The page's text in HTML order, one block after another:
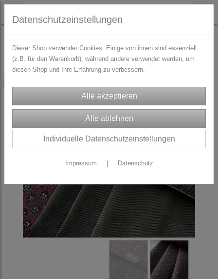
STOFFE DIRNDL-Stoffpakete
Datenschutzeinstellungen
Dieser Shop verwendet Cookies. Einige von ihnen sind essenziell
(z.B. für den Warenkorb), während andere verwendet werden, um
diesen Shop und Ihre Erfahrung zu verbessern.
Individuelle Datenschutzeinstellungen
Impressum Datenschutz